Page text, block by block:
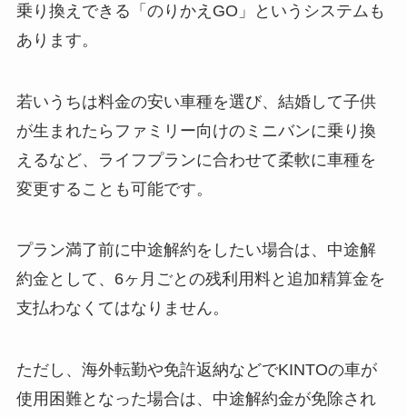
乗り換えできる「のりかえGO」というシステムも
あります。
若いうちは料金の安い車種を選び、結婚して子供
が生まれたらファミリー向けのミニバンに乗り換
えるなど、ライフプランに合わせて柔軟に車種を
変更することも可能です。
プラン満了前に中途解約をしたい場合は、中途解
約金として、6ヶ月ごとの残利用料と追加精算金を
支払わなくてはなりません。
ただし、海外転勤や免許返納などでKINTOの車が
使用困難となった場合は、中途解約金が免除され